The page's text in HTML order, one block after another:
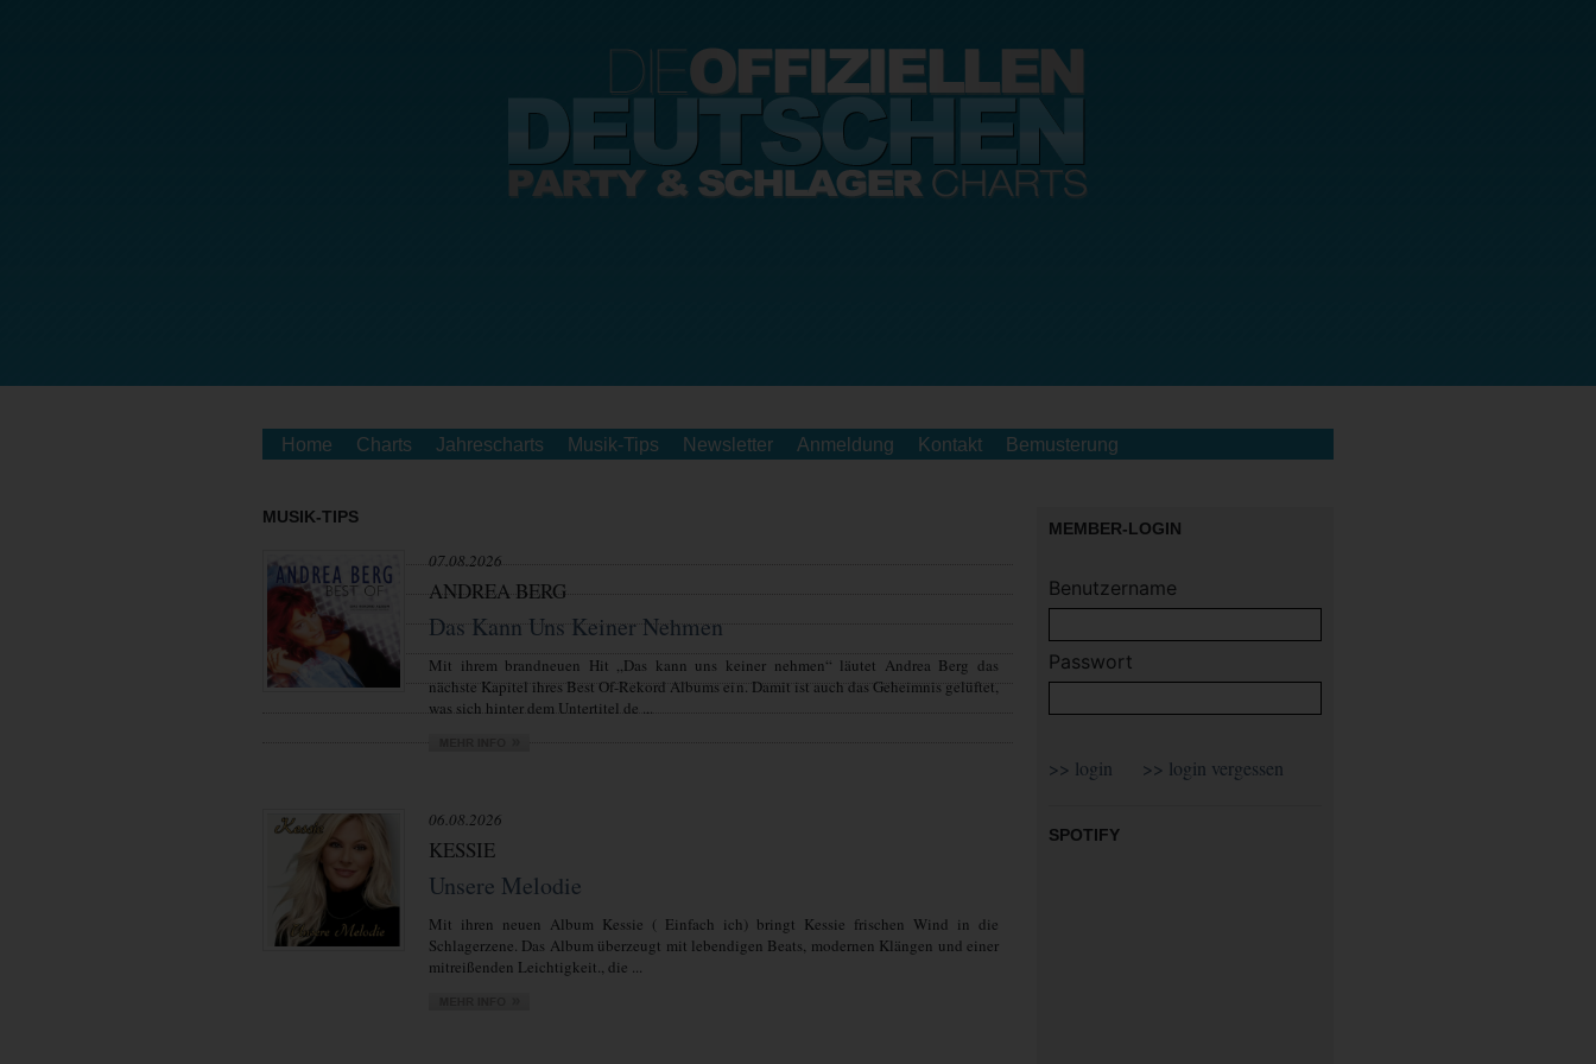
Home Charts Jahrescharts Musik-Tips Newsletter Anmeldung Kontakt Bemusterung
MUSIK-TIPS
07.08.2026
ANDREA BERG
Das Kann Uns Keiner Nehmen
Mit ihrem brandneuen Hit „Das kann uns keiner nehmen“ läutet Andrea Berg das
nächste Kapitel ihres Best Of-Rekord Albums ein. Damit ist auch das Geheimnis gelüftet,
was sich hinter dem Untertitel de ...
06.08.2026
KESSIE
Unsere Melodie
Mit ihren neuen Album Kessie ( Einfach ich) bringt Kessie frischen Wind in die
Schlagerzene. Das Album überzeugt mit lebendigen Beats, modernen Klängen und einer
mitreißenden Leichtigkeit., die ...
MEMBER-LOGIN
Benutzername
Passwort
SPOTIFY